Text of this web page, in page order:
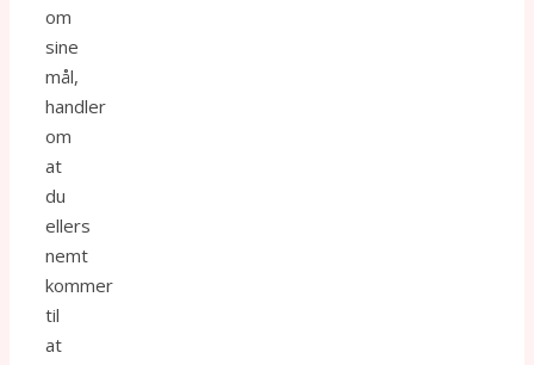
om
sine
mål,
handler
om
at
du
ellers
nemt
kommer
til
at